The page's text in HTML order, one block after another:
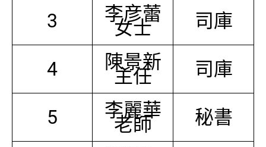
3 李彦蕾
女士 司庫
4 陳景新
主任 司庫
5 李麗華
老師 秘書